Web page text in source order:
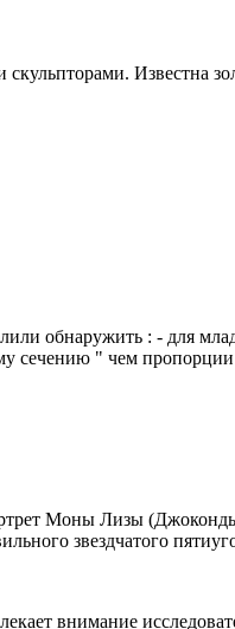
Известна
обнаружить : - для
сечению " чем
Моны Лизы
звездчатого
внимание